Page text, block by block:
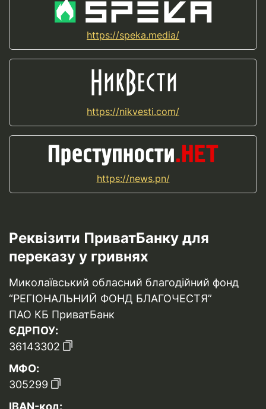
https://speka.media/
https://nikvesti.com/
https://news.pn/
Реквізити ПриватБанку для
переказу у гривнях
Миколаївський обласний благодійний фонд
“РЕГІОНАЛЬНИЙ ФОНД БЛАГОЧЕСТЯ”
ПАО КБ ПриватБанк
ЄДРПОУ:
36143302
МФО:
305299
IBAN-код: